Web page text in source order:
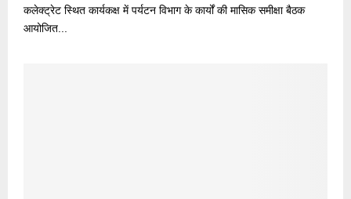
कलेक्ट्रेट स्थित कार्यकक्ष में पर्यटन विभाग के कार्यों की मासिक समीक्षा बैठक
आयोजित...